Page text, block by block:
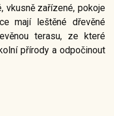
vkusně zařízené, pokoje
mají leštěné dřevěné
terasu, ze které
přírody a odpočinout